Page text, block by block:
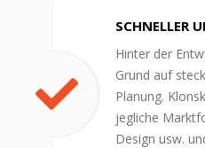
SCHNELLER
Hinter der
Grund auf
Planung.
jegliche
Design usw.